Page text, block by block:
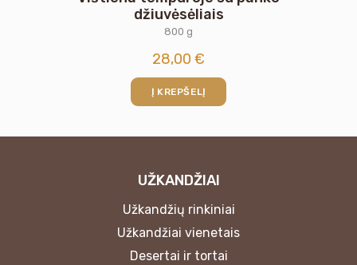
džiuvėsėliais
800 g
28,00 €
Į KREPŠELĮ
UŽKANDŽIAI
Užkandžių rinkiniai
Užkandžiai vienetais
Desertai ir tortai